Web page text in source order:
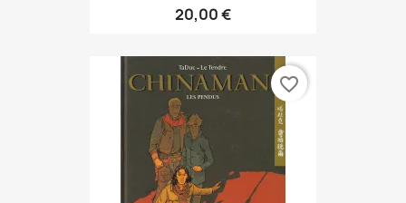
20,00 €
favorite_border